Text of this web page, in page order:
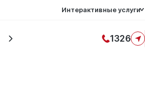
Интерактивные услуги
1326